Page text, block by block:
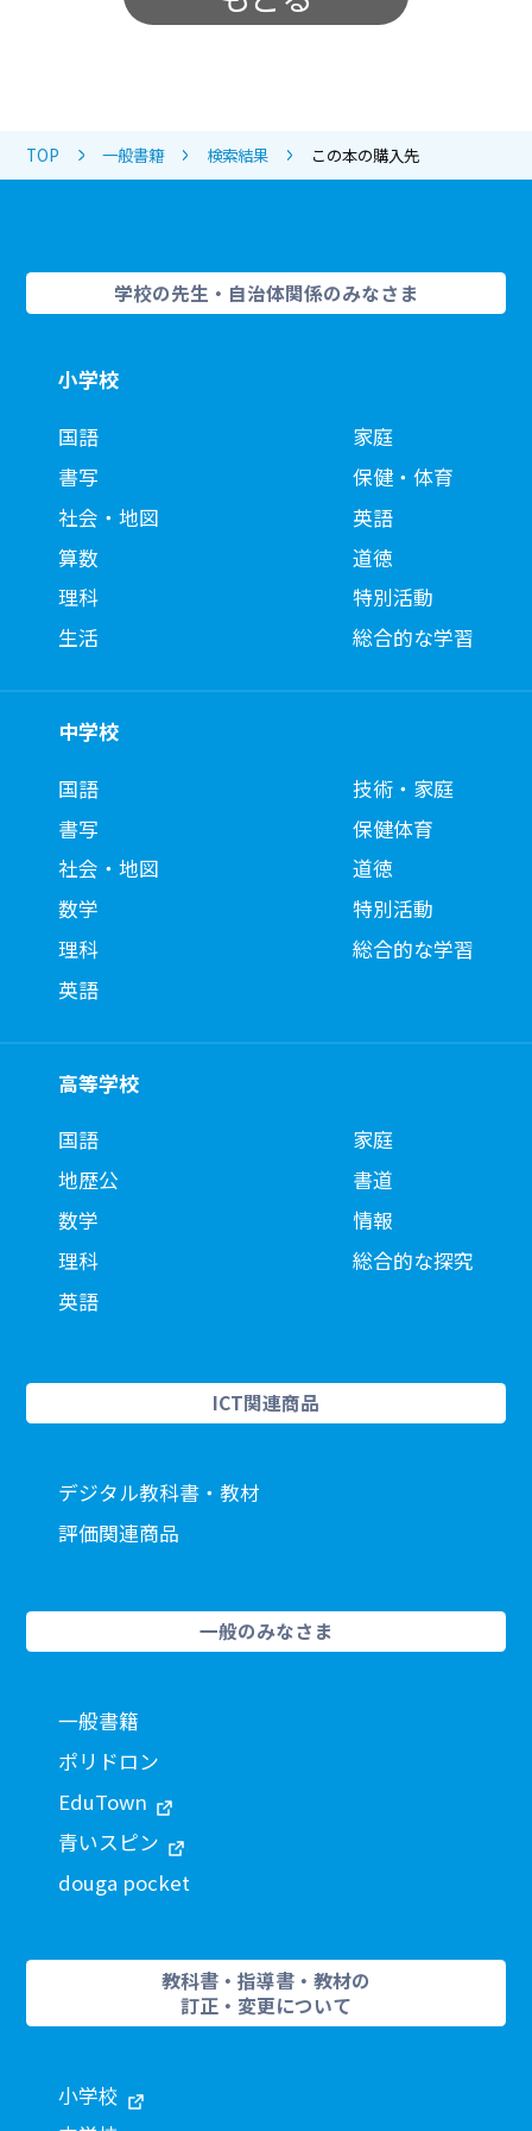
TOP 一般書籍 検索結果 この本の購入先
学校の先生・自治体関係のみなさま
小学校
国語
書写
社会・地図
算数
理科
生活
家庭
保健・体育
英語
道徳
特別活動
総合的な学習
中学校
国語
書写
社会・地図
数学
理科
英語
技術・家庭
保健体育
道徳
特別活動
総合的な学習
高等学校
国語
地歴公
数学
理科
英語
家庭
書道
情報
総合的な探究
ICT関連商品
デジタル教科書・教材
評価関連商品
一般のみなさま
一般書籍
ポリドロン
EduTown
青いスピン
douga pocket
教科書・指導書・教材の
訂正・変更について
小学校